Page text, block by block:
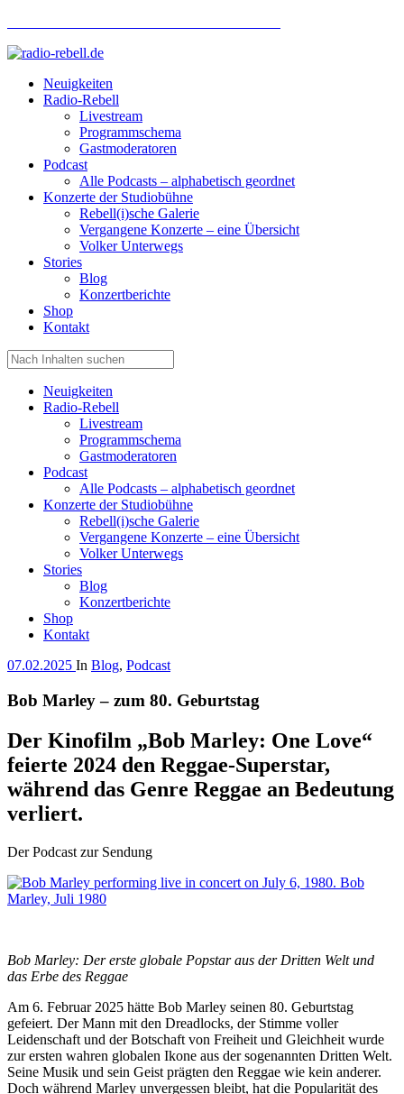
Neuigkeiten
Radio-Rebell
Livestream
Programmschema
Gastmoderatoren
Podcast
Alle Podcasts – alphabetisch geordnet
Konzerte der Studiobühne
Rebell(i)sche Galerie
Vergangene Konzerte – eine Übersicht
Volker Unterwegs
Stories
Blog
Konzertberichte
Shop
Kontakt
Neuigkeiten
Radio-Rebell
Livestream
Programmschema
Gastmoderatoren
Podcast
Alle Podcasts – alphabetisch geordnet
Konzerte der Studiobühne
Rebell(i)sche Galerie
Vergangene Konzerte – eine Übersicht
Volker Unterwegs
Stories
Blog
Konzertberichte
Shop
Kontakt
07.02.2025 In Blog, Podcast
Bob Marley – zum 80. Geburtstag
Der Kinofilm „Bob Marley: One Love“
feierte 2024 den Reggae-Superstar,
während das Genre Reggae an Bedeutung
verliert.
Der Podcast zur Sendung
Bob
Marley, Juli 1980
Bob Marley: Der erste globale Popstar aus der Dritten Welt und
das Erbe des Reggae
Am 6. Februar 2025 hätte Bob Marley seinen 80. Geburtstag
gefeiert. Der Mann mit den Dreadlocks, der Stimme voller
Leidenschaft und der Botschaft von Freiheit und Gleichheit wurde
zur ersten wahren globalen Ikone aus der sogenannten Dritten Welt.
Seine Musik und sein Geist prägten den Reggae wie kein anderer.
Doch während Marley unvergessen bleibt, hat die Popularität des